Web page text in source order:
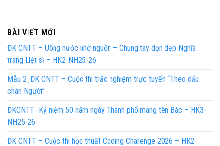
BÀI VIẾT MỚI
ĐK CNTT – Uống nước nhớ nguồn – Chung tay dọn dẹp Nghĩa
trang Liệt sĩ – HK2-NH25-26
Mẫu 2_ĐK CNTT – Cuộc thi trắc nghiệm trực tuyến “Theo dấu
chân Người”
ĐKCNTT -Kỷ niệm 50 năm ngày Thành phố mang tên Bác – HK3-
NH25-26
ĐK CNTT – Cuộc thi học thuật Coding Challenge 2026 – HK2-